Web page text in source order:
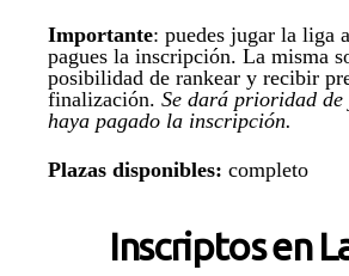
Importante: puedes jugar la liga
pagues la inscripción. La misma
posibilidad de rankear y recibir
finalización. Se dará prioridad de
haya pagado la inscripción.
Plazas disponibles: completo
Inscriptos en